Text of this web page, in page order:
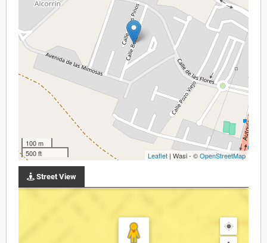
100 m
500 ft
Leaflet | Wasi - ©OpenStreetMap
Street View